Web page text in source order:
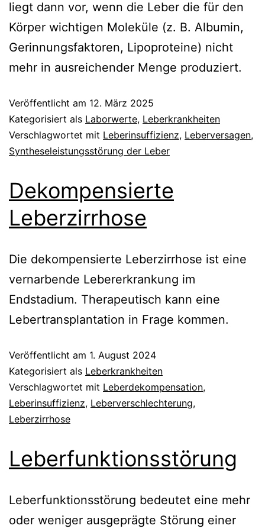
liegt dann vor, wenn die Leber die für den
Körper wichtigen Moleküle (z. B. Albumin,
Gerinnungsfaktoren, Lipoproteine) nicht
mehr in ausreichender Menge produziert.
Veröffentlicht am 12. März 2025
Kategorisiert als Laborwerte, Leberkrankheiten
Verschlagwortet mit Leberinsuffizienz, Leberversagen,
Syntheseleistungsstörung der Leber
Dekompensierte
Leberzirrhose
Die dekompensierte Leberzirrhose ist eine
vernarbende Lebererkrankung im
Endstadium. Therapeutisch kann eine
Lebertransplantation in Frage kommen.
Veröffentlicht am 1. August 2024
Kategorisiert als Leberkrankheiten
Verschlagwortet mit Leberdekompensation,
Leberinsuffizienz, Leberverschlechterung,
Leberzirrhose
Leberfunktionsstörung
Leberfunktionsstörung bedeutet eine mehr
oder weniger ausgeprägte Störung einer